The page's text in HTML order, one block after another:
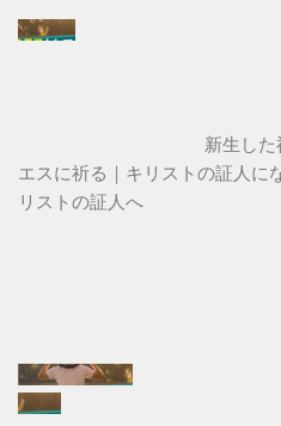
新生し
エスに祈る｜キリストの証人
リストの証人へ